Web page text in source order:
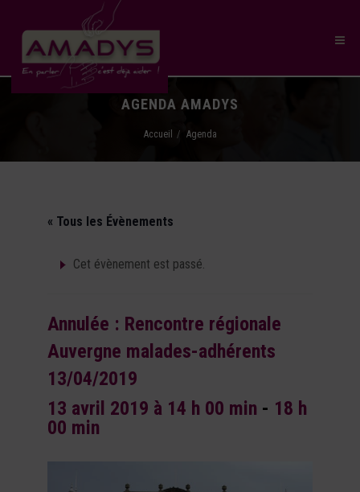
AGENDA AMADYS
Accueil Agenda
« Tous les Évènements
Cet évènement est passé.
Annulée : Rencontre régionale
Auvergne malades-adhérents
13/04/2019
13 avril 2019 à 14 h 00 min - 18 h
00 min